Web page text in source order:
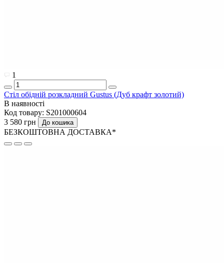
1
Стіл обідній розкладний Gustus (Дуб крафт золотий)
В наявності
Код товару: S201000604
3 580 грн
До кошика
БЕЗКОШТОВНА ДОСТАВКА*